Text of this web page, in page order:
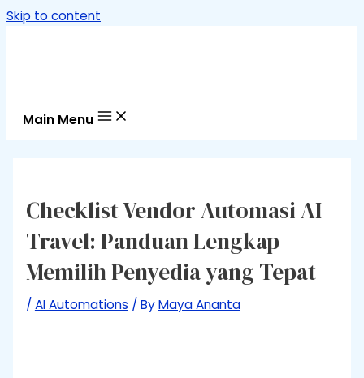
Skip to content
Main Menu
Checklist Vendor Automasi AI
Travel: Panduan Lengkap
Memilih Penyedia yang Tepat
/ AI Automations / ByMaya Ananta